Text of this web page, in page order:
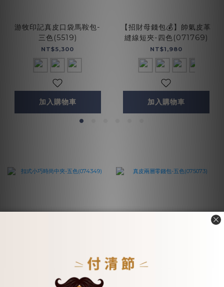
游牧印記真皮口袋馬鞍包-
三色(5519)
NT$5,300
加入購物車
【招財母錢包💰】帥氣皮革
縫線短夾-四色(071769)
NT$1,980
加入購物車
扣式小巧時尚中夾-五色